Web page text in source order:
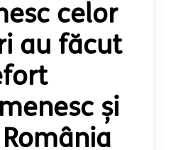
celor
au făcut
și